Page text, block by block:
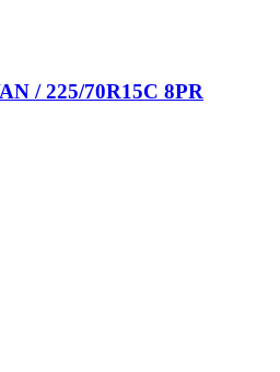
/ 225/70R15C 8PR